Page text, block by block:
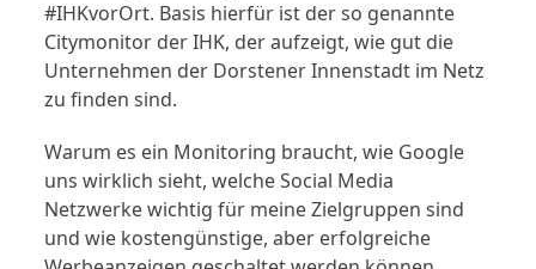
#IHKvorOrt. Basis hierfür ist der so genannte
Citymonitor der IHK, der aufzeigt, wie gut die
Unternehmen der Dorstener Innenstadt im Netz
zu finden sind.
Warum es ein Monitoring braucht, wie Google
uns wirklich sieht, welche Social Media
Netzwerke wichtig für meine Zielgruppen sind
und wie kostengünstige, aber erfolgreiche